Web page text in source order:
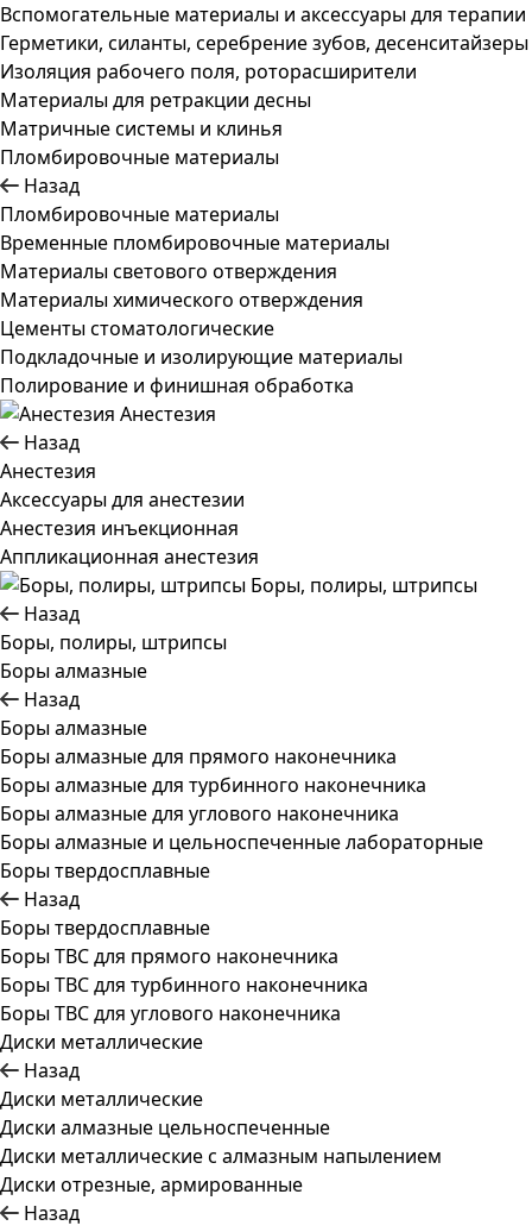
Вспомогательные материалы и аксессуары для терапии
Герметики, силанты, серебрение зубов, десенситайзеры
Изоляция рабочего поля, роторасширители
Материалы для ретракции десны
Матричные системы и клинья
Пломбировочные материалы
Назад
Пломбировочные материалы
Временные пломбировочные материалы
Материалы светового отверждения
Материалы химического отверждения
Цементы стоматологические
Подкладочные и изолирующие материалы
Полирование и финишная обработка
Анестезия
Назад
Анестезия
Аксессуары для анестезии
Анестезия инъекционная
Аппликационная анестезия
Боры, полиры, штрипсы
Назад
Боры, полиры, штрипсы
Боры алмазные
Назад
Боры алмазные
Боры алмазные для прямого наконечника
Боры алмазные для турбинного наконечника
Боры алмазные для углового наконечника
Боры алмазные и цельноспеченные лабораторные
Боры твердосплавные
Назад
Боры твердосплавные
Боры ТВС для прямого наконечника
Боры ТВС для турбинного наконечника
Боры ТВС для углового наконечника
Диски металлические
Назад
Диски металлические
Диски алмазные цельноспеченные
Диски металлические с алмазным напылением
Диски отрезные, армированные
Назад